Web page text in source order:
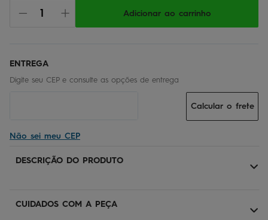
Adicionar ao carrinho
Não sei meu CEP
Calcular o frete
DESCRIÇÃO DO PRODUTO
CUIDADOS COM A PEÇA